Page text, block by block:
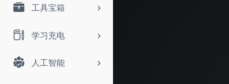
工具宝箱
学习充电
人工智能